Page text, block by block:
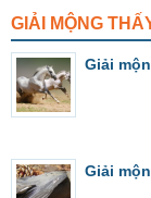
GIẢI MỘNG
Giải
Giải